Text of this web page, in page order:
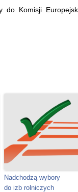
do Komisji
Nadchodzą wybory
do izb rolniczych